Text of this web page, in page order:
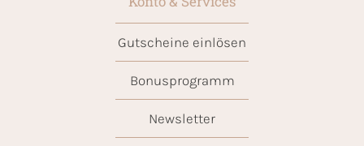
Gutscheine einlösen
Bonusprogramm
Newsletter